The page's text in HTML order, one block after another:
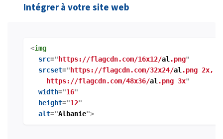
Intégrer à votre site web
<img
src=" https://flagcdn.com/16x12/al .png"
srcset=" https://flagcdn.com/32x24/al .png 2x,
https://flagcdn.com/48x36/al .png 3x"
width="16"
height="12"
alt="Albanie">